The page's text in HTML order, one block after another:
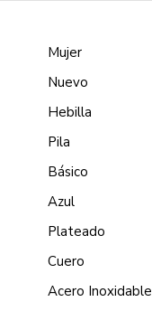
Mujer
Nuevo
Hebilla
Pila
Básico
Azul
Plateado
Cuero
Acero Inoxidable